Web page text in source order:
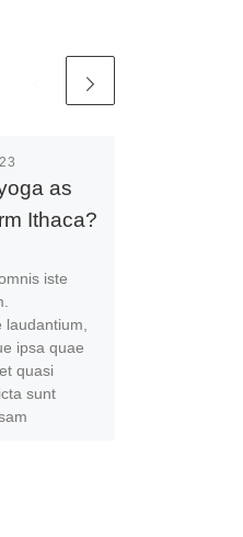
as
Ithaca?
iste
laudantium,
ipsa quae
quasi
sunt